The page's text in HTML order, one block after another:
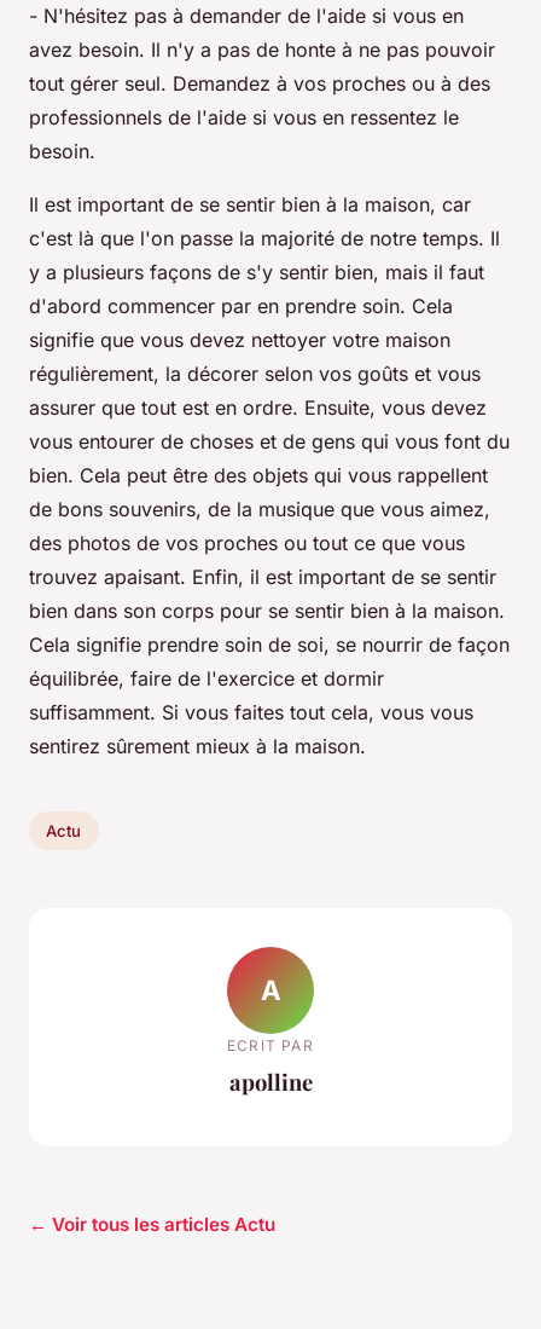
- N'hésitez pas à demander de l'aide si vous en
avez besoin. Il n'y a pas de honte à ne pas pouvoir
tout gérer seul. Demandez à vos proches ou à des
professionnels de l'aide si vous en ressentez le
besoin.
Il est important de se sentir bien à la maison, car
c'est là que l'on passe la majorité de notre temps. Il
y a plusieurs façons de s'y sentir bien, mais il faut
d'abord commencer par en prendre soin. Cela
signifie que vous devez nettoyer votre maison
régulièrement, la décorer selon vos goûts et vous
assurer que tout est en ordre. Ensuite, vous devez
vous entourer de choses et de gens qui vous font du
bien. Cela peut être des objets qui vous rappellent
de bons souvenirs, de la musique que vous aimez,
des photos de vos proches ou tout ce que vous
trouvez apaisant. Enfin, il est important de se sentir
bien dans son corps pour se sentir bien à la maison.
Cela signifie prendre soin de soi, se nourrir de façon
équilibrée, faire de l'exercice et dormir
suffisamment. Si vous faites tout cela, vous vous
sentirez sûrement mieux à la maison.
Actu
A
ECRIT PAR
apolline
← Voir tous les articles Actu